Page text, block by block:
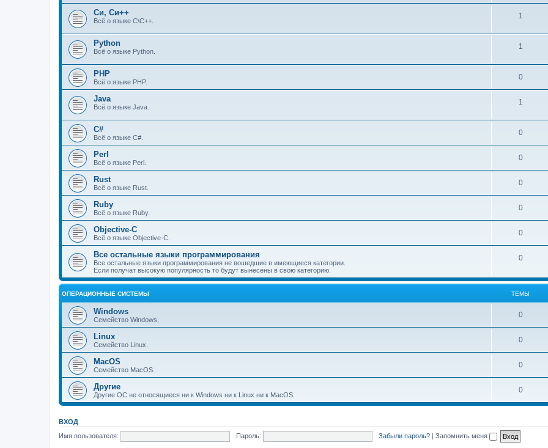
Си, Си++
Всё о языке С\С++.
1
Python
Всё о языке Python.
1
PHP
Всё о языке PHP.
0
Java
Всё о языке Java.
1
C#
Всё о языке C#.
0
Perl
Всё о языке Perl.
0
Rust
Всё о языке Rust.
0
Ruby
Всё о языке Ruby.
0
Objective-C
Всё о языке Objective-C.
0
Все остальные языки программирования
Все остальные языки программирования не вошедшие в имеющиеся категории.
Если получат высокую популярность то будут вынесены в свою категорию.
0
ОПЕРАЦИОННЫЕ СИСТЕМЫ ТЕМЫ
Windows
Семейство Windows.
0
Linux
Семейство Linux.
0
MacOS
Семейство MacOS.
0
Другие
Другие ОС не относящиеся ни к Windows ни к Linux ни к MacOS.
0
ВХОД
Имя пользователя:
Пароль: Забыли пароль? | Запомнить меня